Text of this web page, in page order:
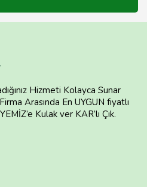
Hizmeti Kolayca Sunar
Arasında En UYGUN fiyatlı
Kulak ver KAR’lı Çık.